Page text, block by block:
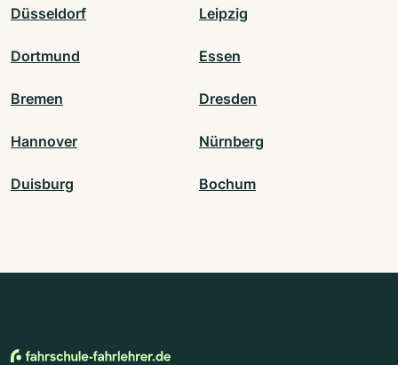
Düsseldorf Leipzig
Dortmund Essen
Bremen Dresden
Hannover Nürnberg
Duisburg Bochum